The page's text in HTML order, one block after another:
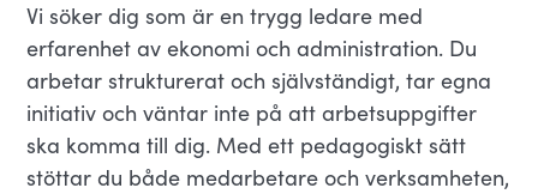
Vi söker dig som är en trygg ledare med
erfarenhet av ekonomi och administration. Du
arbetar strukturerat och självständigt, tar egna
initiativ och väntar inte på att arbetsuppgifter
ska komma till dig. Med ett pedagogiskt sätt
stöttar du både medarbetare och verksamheten,